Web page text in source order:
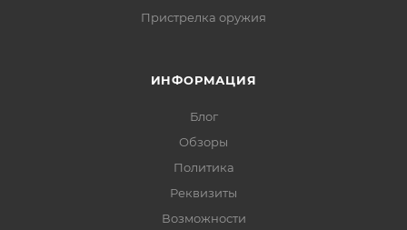
Пристрелка оружия
ИНФОРМАЦИЯ
Блог
Обзоры
Политика
Реквизиты
Возможности